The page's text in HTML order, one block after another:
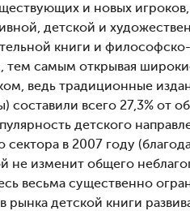
и новых
детской и
книги и
тем самым открывая
ведь традиционные
составили всего 27,3% от
детского
сектора в 2007 году
не изменит общего
весьма существенно
рынка детской книги